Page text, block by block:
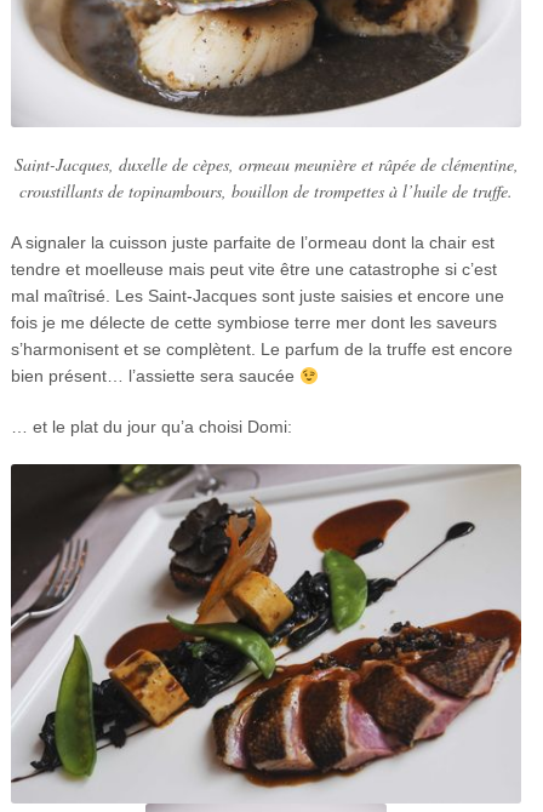
Saint-Jacques, duxelle de cèpes, ormeau meunière et râpée de clémentine,
croustillants de topinambours, bouillon de trompettes à l’huile de truffe.
A signaler la cuisson juste parfaite de l’ormeau dont la chair est
tendre et moelleuse mais peut vite être une catastrophe si c’est
mal maîtrisé. Les Saint-Jacques sont juste saisies et encore une
fois je me délecte de cette symbiose terre mer dont les saveurs
s’harmonisent et se complètent. Le parfum de la truffe est encore
bien présent… l’assiette sera saucée
… et le plat du jour qu’a choisi Domi: